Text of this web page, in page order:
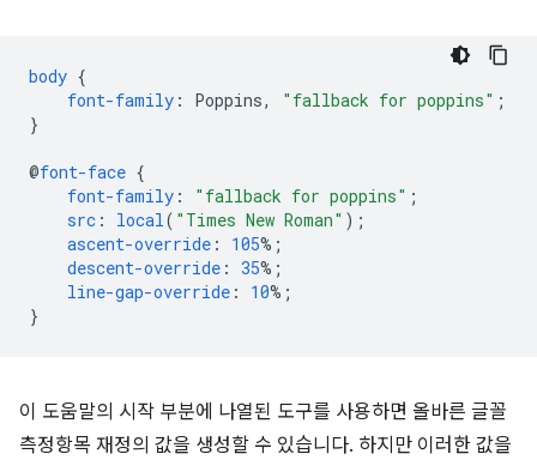
body {
font-family : Poppins, "fallback for poppins" ;
}
@font-face {
font-family : "fallback for poppins" ;
src : local( "Times New Roman" );
ascent-override : 105%;
descent-override : 35%;
line-gap-override : 10%;
}
이 도움말의 시작 부분에 나열된 도구를 사용하면 올바른 글꼴
측정항목 재정의 값을 생성할 수 있습니다. 하지만 이러한 값을